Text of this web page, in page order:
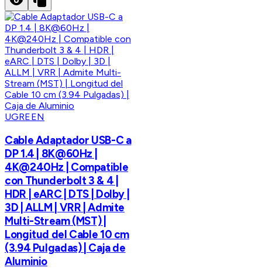
UGREEN
Cable Adaptador USB-C a
DP 1.4 | 8K@60Hz |
4K@240Hz | Compatible
con Thunderbolt 3 & 4 |
HDR | eARC | DTS | Dolby |
3D | ALLM | VRR | Admite
Multi-Stream (MST) |
Longitud del Cable 10 cm
(3.94 Pulgadas) | Caja de
Aluminio